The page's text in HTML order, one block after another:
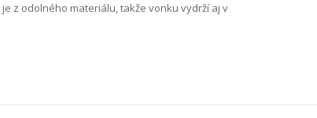
z odolného materiálu, takže vonku vydrží aj v